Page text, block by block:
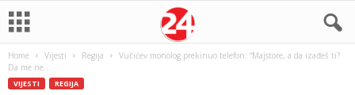
Home Vijesti Regija
Vučićev monolog prekinuo telefon: “Majstore, a da izađeš ti?
Da me ne...
VIJESTI REGIJA